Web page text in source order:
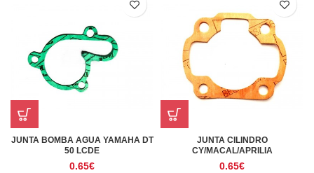
JUNTA BOMBA AGUA YAMAHA DT
50 LCDE
0.65€
JUNTA CILINDRO
CY/MACAL/APRILIA
0.65€